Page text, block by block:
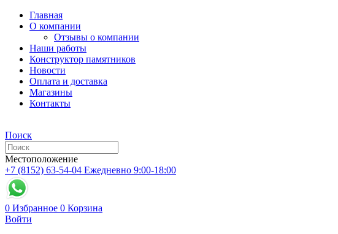
Главная
О компании
Отзывы о компании
Наши работы
Конструктор памятников
Новости
Оплата и доставка
Магазины
Контакты
Поиск
Местоположение
+7 (8152) 63-54-04 Ежедневно 9:00-18:00
0 Избранное 0 Корзина
Войти